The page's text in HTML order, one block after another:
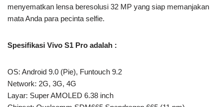
menyematkan lensa beresolusi 32 MP yang siap memanjakan
mata Anda para pecinta selfie.
Spesifikasi Vivo S1 Pro adalah :
OS: Android 9.0 (Pie), Funtouch 9.2
Network: 2G, 3G, 4G
Layar: Super AMOLED 6.38 inch